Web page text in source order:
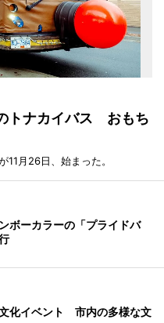
トナカイバス おもち
月26日、始まった。
ボーカラーの「プライドバ
化イベント 市内の多様な文